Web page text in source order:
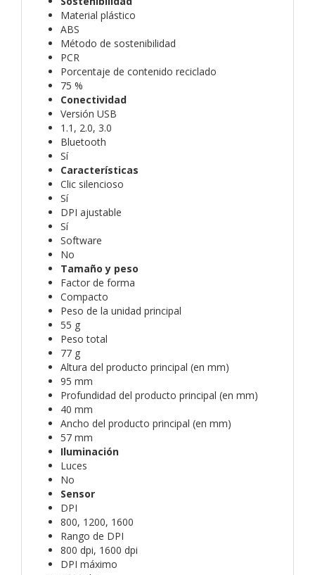
Material plástico
ABS
Método de sostenibilidad
PCR
Porcentaje de contenido reciclado
75 %
Conectividad
Versión USB
1.1, 2.0, 3.0
Bluetooth
Sí
Características
Clic silencioso
Sí
DPI ajustable
Sí
Software
No
Tamaño y peso
Factor de forma
Compacto
Peso de la unidad principal
55 g
Peso total
77 g
Altura del producto principal (en mm)
95 mm
Profundidad del producto principal (en mm)
40 mm
Ancho del producto principal (en mm)
57 mm
Iluminación
Luces
No
Sensor
DPI
800, 1200, 1600
Rango de DPI
800 dpi, 1600 dpi
DPI máximo